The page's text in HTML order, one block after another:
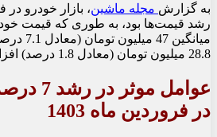
به گزارش مجله ماشین، بازار خودرو
رشد قیمت‌ها بود، به طوری که قیمت
میانگین
28.8 میلیون تومان (معادل 1.8 درصد) افزایش یافت.
عوامل
در فروردین ماه 1403